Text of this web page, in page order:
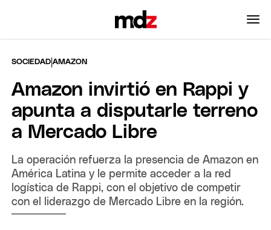
SOCIEDAD |AMAZON
Amazon invirtió en Rappi y
apunta a disputarle terreno
a Mercado Libre
La operación refuerza la presencia de Amazon en
América Latina y le permite acceder a la red
logística de Rappi, con el objetivo de competir
con el liderazgo de Mercado Libre en la región.